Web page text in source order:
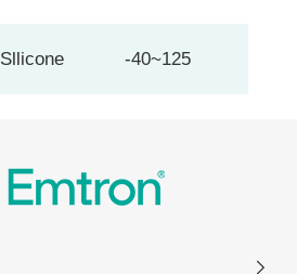
Sllicone -40~125